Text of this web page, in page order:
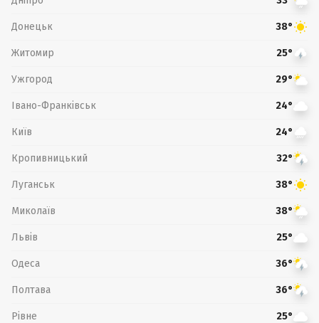
Донецьк 38°
Житомир 25°
Ужгород 29°
Івано-Франківськ 24°
Київ 24°
Кропивницький 32°
Луганськ 38°
Миколаїв 38°
Львів 25°
Одеса 36°
Полтава 36°
Рівне 25°